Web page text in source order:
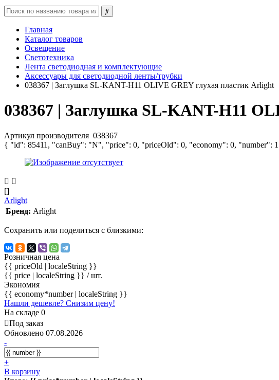
Главная
Каталог товаров
Освещение
Светотехника
Лента светодиодная и комплектующие
Аксессуары для светодиодной ленты/трубки
038367 | Заглушка SL-KANT-H11 OLIVE GREY глухая пластик Arlight
038367 | Заглушка SL-KANT-H11
Артикул производителя 038367
{ "id": 85411, "canBuy": "N", "price": 0, "priceOld": 0, "economy": 0, "number":
[]
Arlight
Бренд: Arlight
Сохранить или поделиться с близкими:
Розничная цена
{{ priceOld | localeString }}
{{ price | localeString }} / шт.
Экономия
{{ economy*number | localeString }}
Нашли дешевле? Снизим цену!
На складе 0
Под заказ
Обновлено 07.08.2026
-
+
В корзину